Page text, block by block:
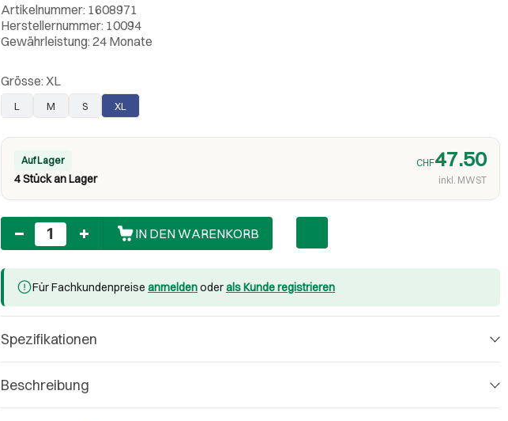
Artikelnummer: 1608971
Herstellernummer: 10094
Gewährleistung: 24 Monate
Grösse: XL
L M S XL
Auf Lager
4 Stück an Lager
CHF47.50
inkl. MWST
Anzahl
IN DEN WARENKORB
Für Fachkundenpreise anmeldenoderals Kunde registrieren
Spezifikationen
Beschreibung